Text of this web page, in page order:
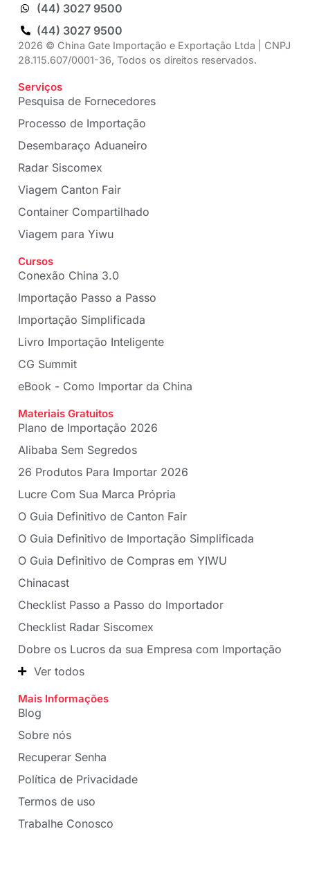
(44) 3027 9500
(44) 3027 9500
2026 © China Gate Importação e Exportação Ltda | CNPJ
28.115.607/0001-36, Todos os direitos reservados.
Serviços
Pesquisa de Fornecedores
Processo de Importação
Desembaraço Aduaneiro
Radar Siscomex
Viagem Canton Fair
Container Compartilhado
Viagem para Yiwu
Cursos
Conexão China 3.0
Importação Passo a Passo
Importação Simplificada
Livro Importação Inteligente
CG Summit
eBook - Como Importar da China
Materiais Gratuitos
Plano de Importação 2026
Alibaba Sem Segredos
26 Produtos Para Importar 2026
Lucre Com Sua Marca Própria
O Guia Definitivo de Canton Fair
O Guia Definitivo de Importação Simplificada
O Guia Definitivo de Compras em YIWU
Chinacast
Checklist Passo a Passo do Importador
Checklist Radar Siscomex
Dobre os Lucros da sua Empresa com Importação
Ver todos
Mais Informações
Blog
Sobre nós
Recuperar Senha
Política de Privacidade
Termos de uso
Trabalhe Conosco